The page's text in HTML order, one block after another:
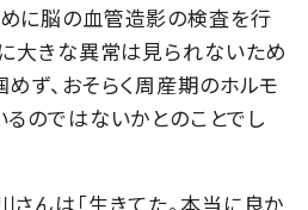
に脳の血管造影の検査を行
大きな異常は見られないため
ず、おそらく周産期のホルモ
のではないかとのことでし
んは「生きてた。本当に良か